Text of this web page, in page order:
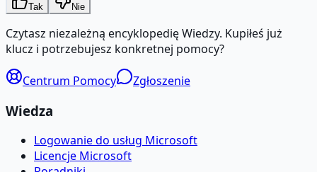
Tak Nie
Czytasz niezależną encyklopedię Wiedzy. Kupiłeś już
klucz i potrzebujesz konkretnej pomocy?
Centrum Pomocy Zgłoszenie
Wiedza
Logowanie do usług Microsoft
Licencje Microsoft